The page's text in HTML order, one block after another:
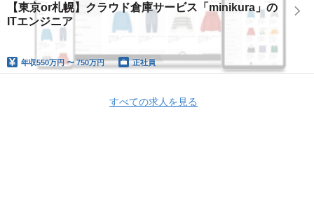
【東京or札幌】クラウド倉庫サービス「minikura」の
ITエンジニア
年収550万円 〜 750万円 正社員
すべての求人を見る